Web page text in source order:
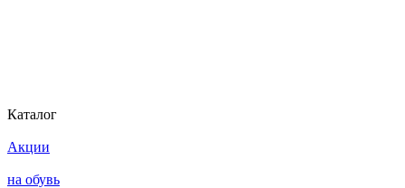
Каталог
Акции
на обувь